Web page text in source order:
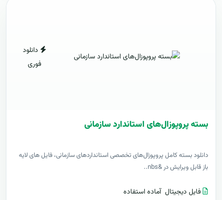
دانلود
فوری
بسته پروپوزال‌های استاندارد سازمانی
دانلود بسته کامل پروپوزال‌های تخصصی استانداردهای سازمانی، فایل های لایه
باز قابل ویرایش در &nbs..
فایل دیجیتال آماده استفاده